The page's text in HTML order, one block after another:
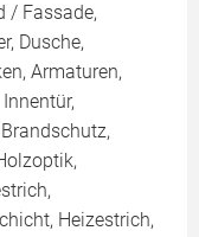
/ Fassade,
Dusche,
Armaturen,
Heizestrich,